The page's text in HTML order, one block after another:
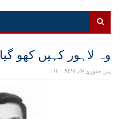
وہ لاہور کہیں کھو گیا
پیر, جنوری 29, 2024 0